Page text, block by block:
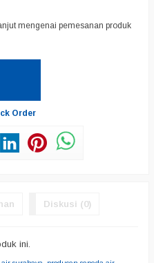
mengenai pemesanan produk
Order
Diskusi (0)
ini.